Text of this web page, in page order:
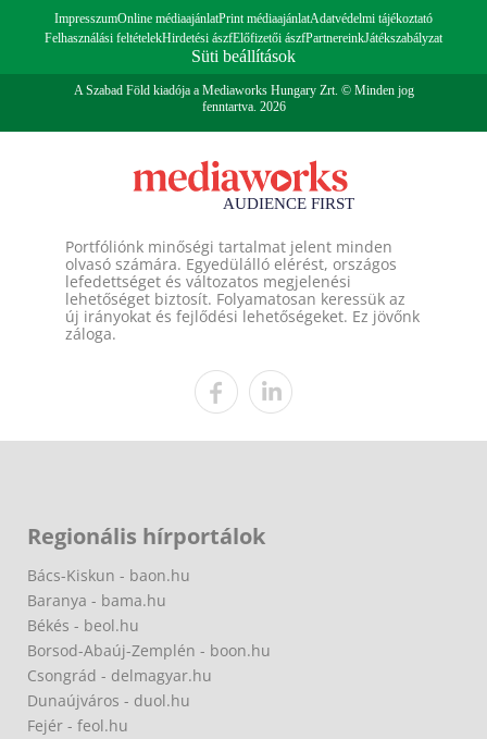
ImpresszumOnline médiaajánlatPrint médiaajánlatAdatvédelmi tájékoztató
Felhasználási feltételekHirdetési ászfElőfizetői ászfPartnereinkJátékszabályzat
Süti beállítások
A Szabad Föld kiadója a Mediaworks Hungary Zrt. © Minden jog
fenntartva. 2026
Portfóliónk minőségi tartalmat jelent minden
olvasó számára. Egyedülálló elérést, országos
lefedettséget és változatos megjelenési
lehetőséget biztosít. Folyamatosan keressük az
új irányokat és fejlődési lehetőségeket. Ez jövőnk
záloga.
Regionális hírportálok
Bács-Kiskun - baon.hu
Baranya - bama.hu
Békés - beol.hu
Borsod-Abaúj-Zemplén - boon.hu
Csongrád - delmagyar.hu
Dunaújváros - duol.hu
Fejér - feol.hu